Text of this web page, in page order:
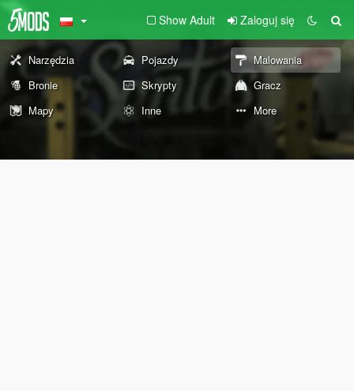
Show Adult Zaloguj się
Narzędzia Pojazdy
Malowania
Bronie
Skrypty
Gracz
Mapy
Inne More